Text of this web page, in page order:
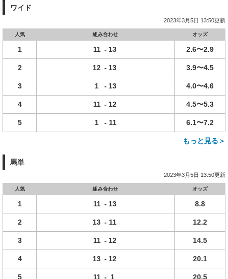
ワイド
2023年3月5日 13:50更新
人気 組み合わせ オッズ
1 11 - 13 2.6〜2.9
2 12 - 13 3.9〜4.5
3 1 - 13 4.0〜4.6
4 11 - 12 4.5〜5.3
5 1 - 11 6.1〜7.2
もっと見る＞
馬単
2023年3月5日 13:50更新
人気 組み合わせ オッズ
1 11 - 13 8.8
2 13 - 11 12.2
3 11 - 12 14.5
4 13 - 12 20.1
5 11 - 1 20.5